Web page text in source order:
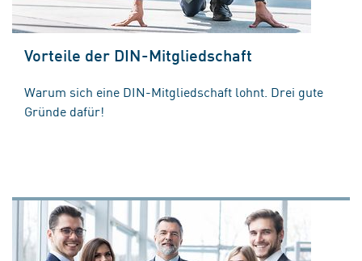
Vorteile der DIN-Mitgliedschaft
Warum sich eine DIN-Mitgliedschaft lohnt. Drei gute
Gründe dafür!